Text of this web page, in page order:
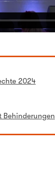
2024
Behinderungen